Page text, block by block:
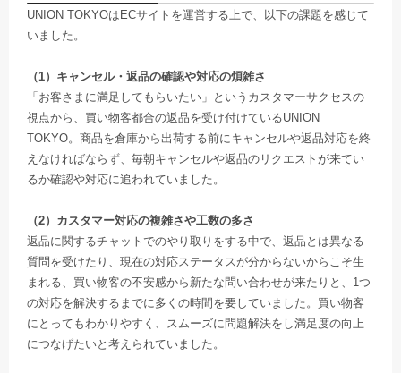
UNION TOKYOはECサイトを運営する上で、以下の課題を感じて
いました。
（1）キャンセル・返品の確認や対応の煩雑さ
「お客さまに満足してもらいたい」というカスタマーサクセスの
視点から、買い物客都合の返品を受け付けているUNION
TOKYO。商品を倉庫から出荷する前にキャンセルや返品対応を終
えなければならず、毎朝キャンセルや返品のリクエストが来てい
るか確認や対応に追われていました。
（2）カスタマー対応の複雑さや工数の多さ
返品に関するチャットでのやり取りをする中で、返品とは異なる
質問を受けたり、現在の対応ステータスが分からないからこそ生
まれる、買い物客の不安感から新たな問い合わせが来たりと、1つ
の対応を解決するまでに多くの時間を要していました。買い物客
にとってもわかりやすく、スムーズに問題解決をし満足度の向上
につなげたいと考えられていました。